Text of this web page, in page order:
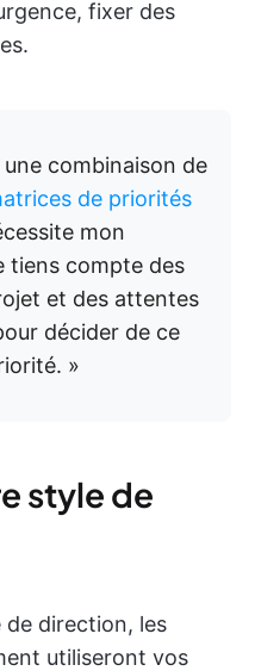
fixer des
combinaison de
de priorités
mon
tiens compte des
et des attentes
décider de ce
»
style de
de direction, les
utiliseront vos